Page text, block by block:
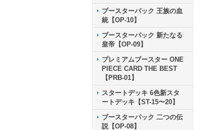
ブースターパック 王族の血
統【OP-10】
ブースターパック 新たなる
皇帝【OP-09】
プレミアムブースター ONE
PIECE CARD THE BEST
【PRB-01】
スタートデッキ 6色新スタ
ートデッキ【ST-15〜20】
ブースターパック 二つの伝
説【OP-08】